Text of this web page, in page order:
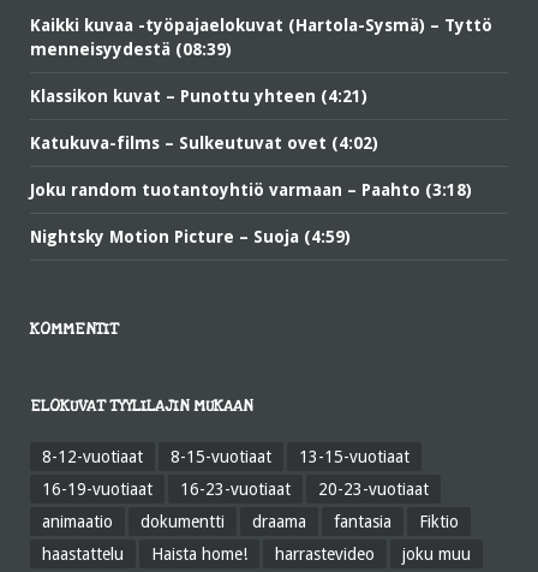
Kaikki kuvaa -työpajaelokuvat (Hartola-Sysmä) – Tyttö
menneisyydestä (08:39)
Klassikon kuvat – Punottu yhteen (4:21)
Katukuva-films – Sulkeutuvat ovet (4:02)
Joku random tuotantoyhtiö varmaan – Paahto (3:18)
Nightsky Motion Picture – Suoja (4:59)
KOMMENTIT
ELOKUVAT TYYLILAJIN MUKAAN
8-12-vuotiaat 8-15-vuotiaat
13-15-vuotiaat
16-19-vuotiaat
16-23-vuotiaat
20-23-vuotiaat
animaatio
dokumentti draama fantasia
Fiktio
haastattelu
Haista home! harrastevideo
joku muu